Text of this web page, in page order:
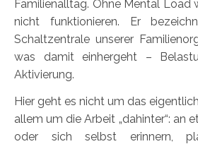
Familienalltag. Ohne Mental Load
nicht funktionieren. Er
Schaltzentrale unserer
was damit einhergeht –
Aktivierung.
Hier geht es nicht um das
allem um die Arbeit „dahinter“: an
oder sich selbst erinnern,